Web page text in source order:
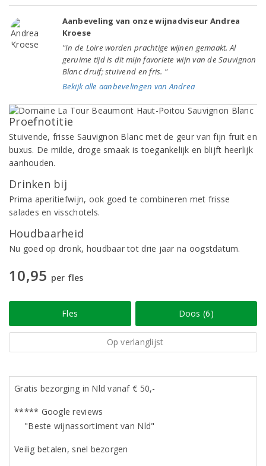
Aanbeveling van onze wijnadviseur Andrea
Kroese
"In de Loire worden prachtige wijnen gemaakt. Al
geruime tijd is dit mijn favoriete wijn van de Sauvignon
Blanc druif; stuivend en fris. "
Bekijk alle aanbevelingen van Andrea
Proefnotitie
Stuivende, frisse Sauvignon Blanc met de geur van fijn fruit en
buxus. De milde, droge smaak is toegankelijk en blijft heerlijk
aanhouden.
Drinken bij
Prima aperitiefwijn, ook goed te combineren met frisse
salades en visschotels.
Houdbaarheid
Nu goed op dronk, houdbaar tot drie jaar na oogstdatum.
10,95 per fles
Fles Doos (6)
Op verlanglijst
Gratis bezorging in Nld vanaf € 50,-
***** Google reviews
"Beste wijnassortiment van Nld"
Veilig betalen, snel bezorgen